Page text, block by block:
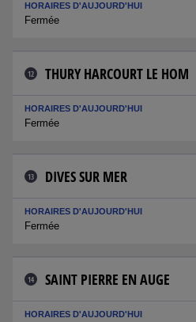
HORAIRES D'AUJOURD'HUI
Fermée
12 THURY HARCOURT LE HOM
HORAIRES D'AUJOURD'HUI
Fermée
13 DIVES SUR MER
HORAIRES D'AUJOURD'HUI
Fermée
14 SAINT PIERRE EN AUGE
HORAIRES D'AUJOURD'HUI